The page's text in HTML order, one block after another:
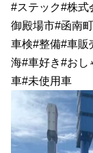
#ステック#株式
御殿場市#函南
車検#整備#車販
海#車好き#おし
車#未使用車